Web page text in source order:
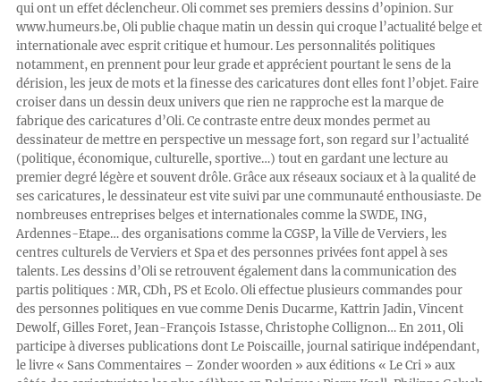
qui ont un effet déclencheur. Oli commet ses premiers dessins d’opinion. Sur
www.humeurs.be, Oli publie chaque matin un dessin qui croque l’actualité belge et
internationale avec esprit critique et humour. Les personnalités politiques
notamment, en prennent pour leur grade et apprécient pourtant le sens de la
dérision, les jeux de mots et la finesse des caricatures dont elles font l’objet. Faire
croiser dans un dessin deux univers que rien ne rapproche est la marque de
fabrique des caricatures d’Oli. Ce contraste entre deux mondes permet au
dessinateur de mettre en perspective un message fort, son regard sur l’actualité
(politique, économique, culturelle, sportive…) tout en gardant une lecture au
premier degré légère et souvent drôle. Grâce aux réseaux sociaux et à la qualité de
ses caricatures, le dessinateur est vite suivi par une communauté enthousiaste. De
nombreuses entreprises belges et internationales comme la SWDE, ING,
Ardennes-Etape… des organisations comme la CGSP, la Ville de Verviers, les
centres culturels de Verviers et Spa et des personnes privées font appel à ses
talents. Les dessins d’Oli se retrouvent également dans la communication des
partis politiques : MR, CDh, PS et Ecolo. Oli effectue plusieurs commandes pour
des personnes politiques en vue comme Denis Ducarme, Kattrin Jadin, Vincent
Dewolf, Gilles Foret, Jean-François Istasse, Christophe Collignon… En 2011, Oli
participe à diverses publications dont Le Poiscaille, journal satirique indépendant,
le livre « Sans Commentaires – Zonder woorden » aux éditions « Le Cri » aux